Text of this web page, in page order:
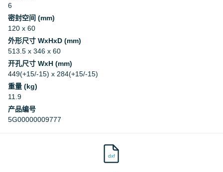
6
密封空间 (mm)
120 x 60
外形尺寸 WxHxD (mm)
513.5 x 346 x 60
开孔尺寸 WxH (mm)
449(+15/-15) x 284(+15/-15)
重量 (kg)
11.9
产品编号
5G00000009777
dxf